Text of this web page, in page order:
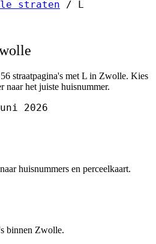
straten / L
straatpagina's met L in Zwolle. Kies
naar het juiste huisnummer.
2026
huisnummers en perceelkaart.
binnen Zwolle.